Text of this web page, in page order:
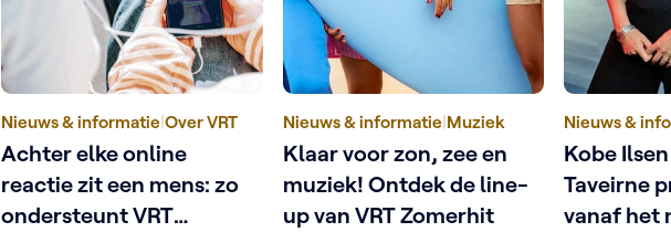
Nieuws & informatie|Over VRT
Achter elke online
reactie zit een mens: zo
ondersteunt VRT
Nieuws & informatie|Muziek
Klaar voor zon, zee en
muziek! Ontdek de line-
up van VRT Zomerhit
Nieuws &
Kobe
Taveirne
vanaf het